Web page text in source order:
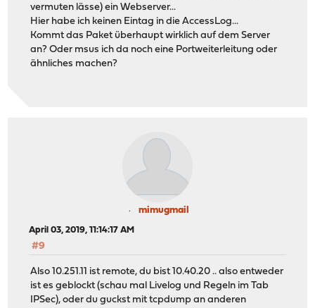
vermuten lässe) ein Webserver...
Hier habe ich keinen Eintag in die AccessLog...
Kommt das Paket überhaupt wirklich auf dem Server
an? Oder msus ich da noch eine Portweiterleitung oder
ähnliches machen?
mimugmail
April 03, 2019, 11:14:17 AM
#9
Also 10.251.11 ist remote, du bist 10.40.20 .. also entweder
ist es geblockt (schau mal Livelog und Regeln im Tab
IPSec), oder du guckst mit tcpdump an anderen